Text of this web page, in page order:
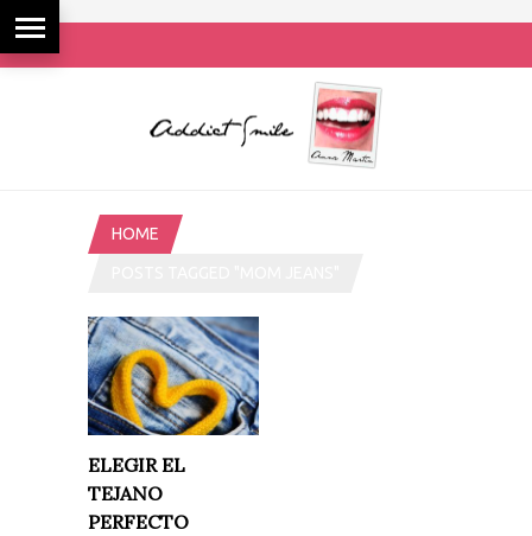
HOME
ELEGIR EL
TEJANO
PERFECTO